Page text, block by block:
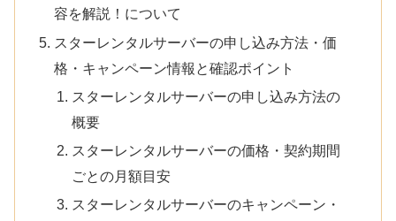
容を解説！について
スターレンタルサーバーの申し込み方法・価
格・キャンペーン情報と確認ポイント
スターレンタルサーバーの申し込み方法の
概要
スターレンタルサーバーの価格・契約期間
ごとの月額目安
スターレンタルサーバーのキャンペーン・